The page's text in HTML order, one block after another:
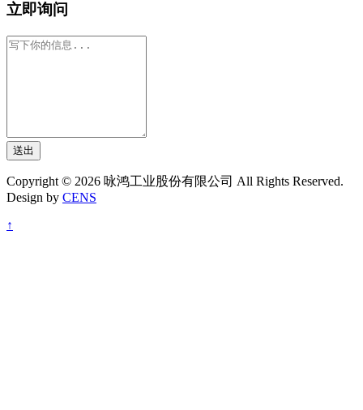
立即询问
送出
Copyright © 2026 咏鸿工业股份有限公司 All Rights Reserved.
Design by CENS
↑